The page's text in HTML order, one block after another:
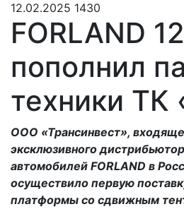
12.02.2025 1430
FORLAND 12
пополнил
техники ТК
ООО «Трансинвест»,
эксклюзивного
автомобилей FORLAND в
осуществило первую
платформы со сдвижным